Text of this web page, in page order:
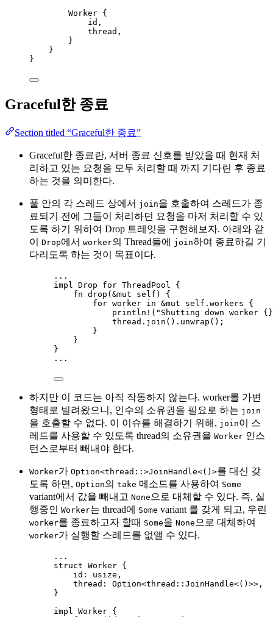
Worker {
id ,
thread ,
}
}
}
Graceful한 종료
Section titled “Graceful한 종료”
Graceful한 종료란, 서버 종료 신호를 받았을 때 현재 처
리하고 있는 요청을 모두 처리할 때 까지 기다린 후 종료
하는 것을 의미한다.
풀 안의 각 스레드 상에서 join을 호출하여 스레드가 종
료되기 전에 그들이 처리하던 요청을 마저 처리할 수 있
도록 하기 위하여 Drop 트레잇을 구현해보자. 아래와 같
이 Drop에서 worker의 Thread들에 join하여 종료하길 기
다리도록 하는 것이 목표이다.
...
impl
Drop for ThreadPool {
fn drop ( &mut self ) {
for worker in &mut self. workers {
println! ( " Shutting down worker {}
thread . join () . unwrap ();
}
}
}
...
하지만 이 코드는 아직 작동하지 않는다. worker를 가변
형태로 빌려왔으니, 인수의 소유권을 필요로 하는 join
을 호출할 수 없다. 이 이슈를 해결하기 위해, join이 스
레드를 사용할 수 있도록 thread의 소유권을 Worker 인스
턴스로부터 빼내야 한다.
Worker가 Option<thread::>JoinHandle<()>를 대신 갖
도록 하면, Option의 take 메소드를 사용하여 Some
variant에서 값을 빼내고 None 으로 대체할 수 있다. 즉, 실
행중인 Worker는 thread에 Some variant 를 갖게 되고, 우린
worker를 종료하고자 할때 Some을 None 으로 대체하여
worker가 실행할 스레드를 없앨 수 있다.
...
struct Worker {
id :
usize,
thread : Option<thread :: JoinHandle<()>>,
}
impl
Worker {